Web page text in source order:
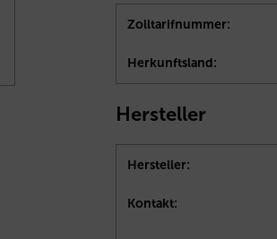
Zolltarifnummer:
Herkunftsland:
Hersteller
Hersteller:
Kontakt: